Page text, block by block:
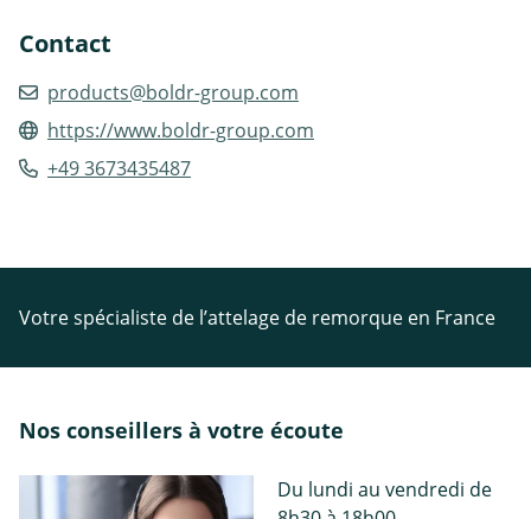
Contact
products@boldr-group.com
https://www.boldr-group.com
+49 3673435487
Votre spécialiste de l’attelage de remorque en France
Nos conseillers à votre écoute
Du lundi au vendredi de